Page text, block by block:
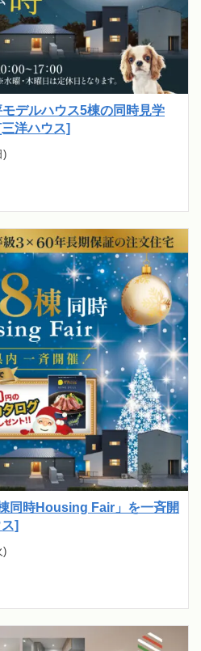
デルハウス5棟の同時見学
洋ハウス]
)
同時Housing Fair」を一斉開
]
)